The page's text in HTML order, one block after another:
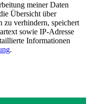
meiner Daten
Übersicht über
zu verhindern, speichert
sowie IP-Adresse
Informationen
.